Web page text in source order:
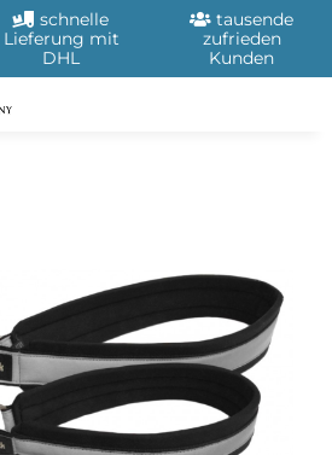
schnelle
Lieferung mit
DHL
tausende
zufrieden
Kunden